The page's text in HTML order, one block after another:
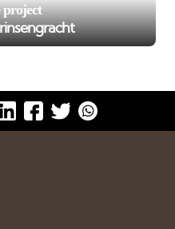
project